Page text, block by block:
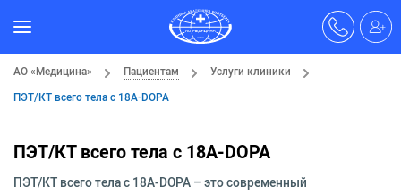
АО «Медицина» Пациентам
Услуги клиники
ПЭТ/КТ всего тела с 18А-DOPA
ПЭТ/КТ всего тела с 18А-DOPA
ПЭТ/КТ всего тела с 18А-DOPA – это современный